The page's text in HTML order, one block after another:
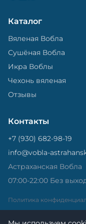
Каталог
Вяленая Вобла
Сушёная Вобла
Икра Воблы
Чехонь вяленая
Отзывы
Контакты
+7 (930) 682-98-19
info@vobla-
Астраханская Вобла
07:00-22:00 Без
Политика